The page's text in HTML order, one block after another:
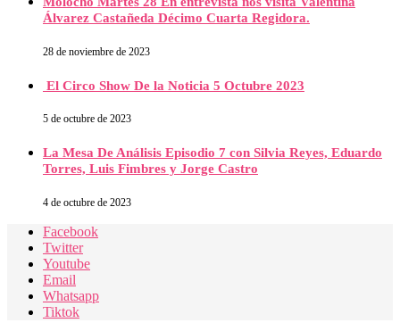
Álvarez Castañeda Décimo Cuarta Regidora.
28 de noviembre de 2023
El Circo Show De la Noticia 5 Octubre 2023
5 de octubre de 2023
La Mesa De Análisis Episodio 7 con Silvia Reyes, Eduardo
Torres, Luis Fimbres y Jorge Castro
4 de octubre de 2023
Facebook
Twitter
Youtube
Email
Whatsapp
Tiktok